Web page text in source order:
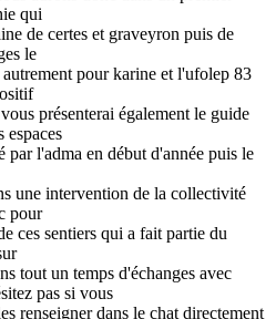
qui
de certes et graveyron puis de
le
pour karine et l'ufolep 83
présenterai également le guide
espaces
par l'adma en début d'année puis le
une intervention de la collectivité
pour
ces sentiers qui a fait partie du
tout un temps d'échanges avec
pas si vous
renseigner dans le chat directement